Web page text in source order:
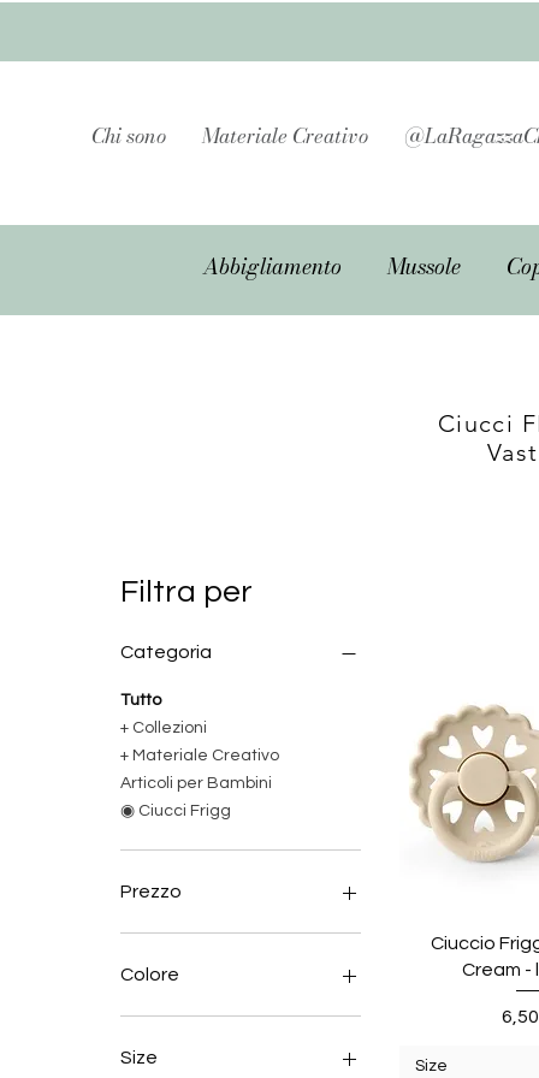
Chi sono Materiale Creativo
Abbigliamento Mussole
Ciucci
Filtra per
Categoria
Tutto
+ Collezioni
+ Materiale Creativo
Articoli per Bambini
◉ Ciucci Frigg
Prezzo
Colore
BLU NOTTE
Size
Ciuccio
Cream -
Size